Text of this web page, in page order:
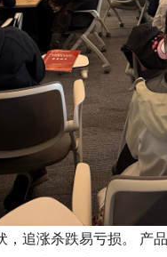
追涨杀跌易亏损。 产